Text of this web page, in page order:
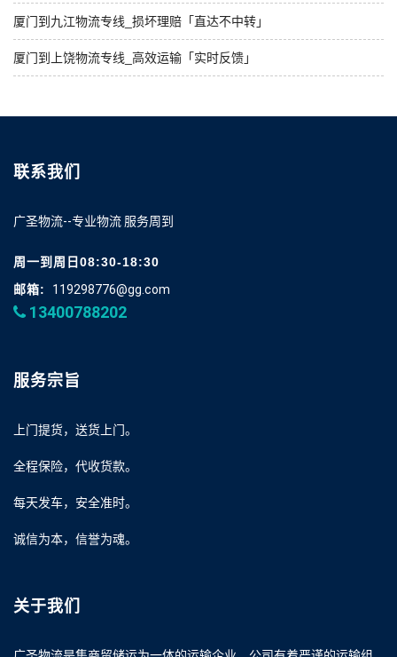
厦门到九江物流专线_损坏理赔「直达不中转」
厦门到上饶物流专线_高效运输「实时反馈」
联系我们
广圣物流--专业物流 服务周到
周一到周日08:30-18:30
邮箱:
119298776@gg.com
13400788202
服务宗旨
上门提货，送货上门。
全程保险，代收货款。
每天发车，安全准时。
诚信为本，信誉为魂。
关于我们